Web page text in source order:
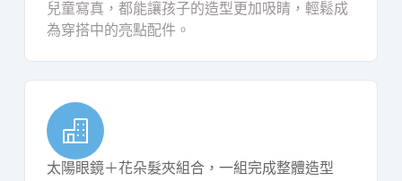
兒童寫真，都能讓孩子的造型更加吸睛，輕鬆成
為穿搭中的亮點配件。
太陽眼鏡＋花朵髮夾組合，一組完成整體造型